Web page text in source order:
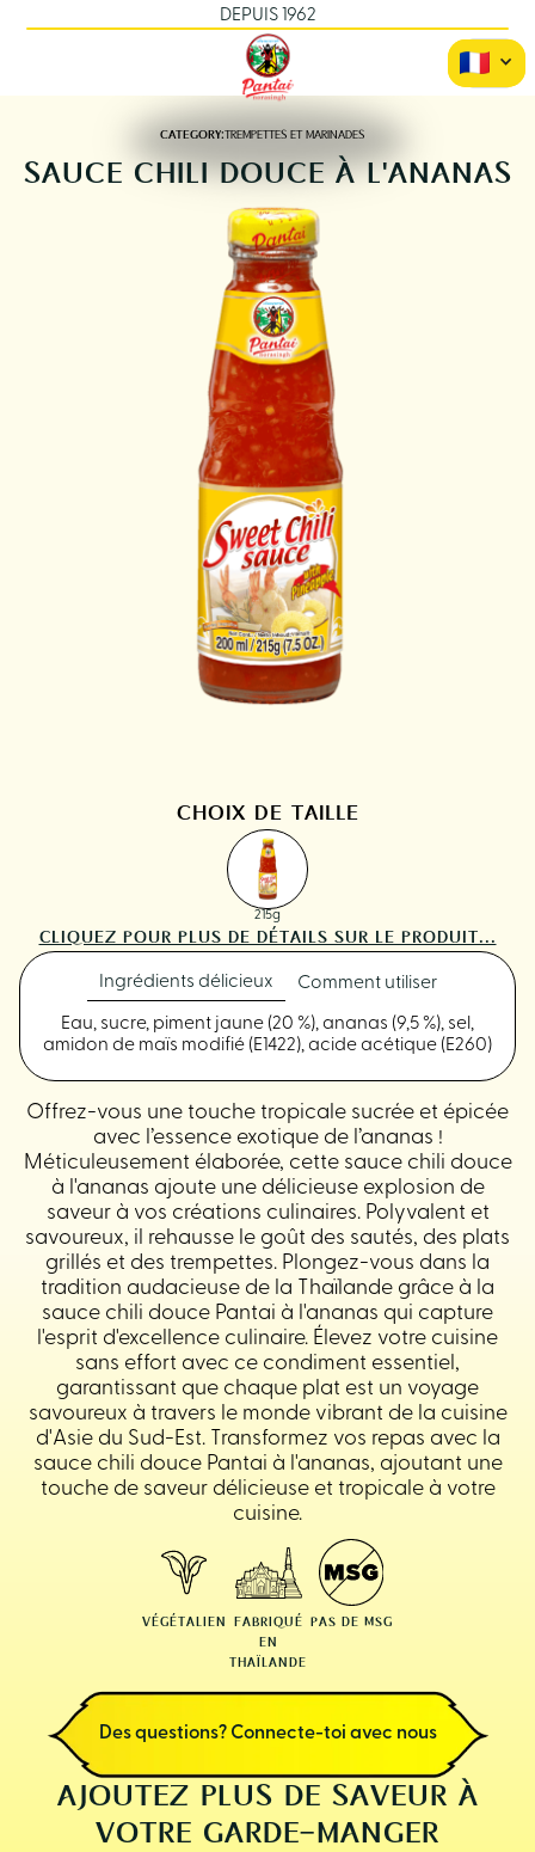
DEPUIS 1962
Offrez-vous une touche tropicale sucrée et épicée
avec l’essence exotique de l’ananas !
Méticuleusement élaborée, cette sauce chili douce
à l'ananas ajoute une délicieuse explosion de
saveur à vos créations culinaires. Polyvalent et
savoureux, il rehausse le goût des sautés, des plats
grillés et des trempettes. Plongez-vous dans la
tradition audacieuse de la Thaïlande grâce à la
sauce chili douce Pantai à l'ananas qui capture
l'esprit d'excellence culinaire. Élevez votre cuisine
sans effort avec ce condiment essentiel,
garantissant que chaque plat est un voyage
savoureux à travers le monde vibrant de la cuisine
d'Asie du Sud-Est. Transformez vos repas avec la
sauce chili douce Pantai à l'ananas, ajoutant une
touche de saveur délicieuse et tropicale à votre
cuisine.
VÉGÉTALIEN FABRIQUÉ
EN
THAÏLANDE
PAS DE MSG
Des questions? Connecte-toi avec nous
CATEGORY:TREMPETTES ET MARINADES
SAUCE CHILI DOUCE À L'ANANAS
CHOIX DE TAILLE
215g
CLIQUEZ POUR PLUS DE DÉTAILS SUR LE PRODUIT...
Ingrédients délicieux Comment utiliser
Eau, sucre, piment jaune (20 %), ananas (9,5 %), sel,
amidon de maïs modifié (E1422), acide acétique (E260)
AJOUTEZ PLUS DE SAVEUR À
VOTRE GARDE-MANGER